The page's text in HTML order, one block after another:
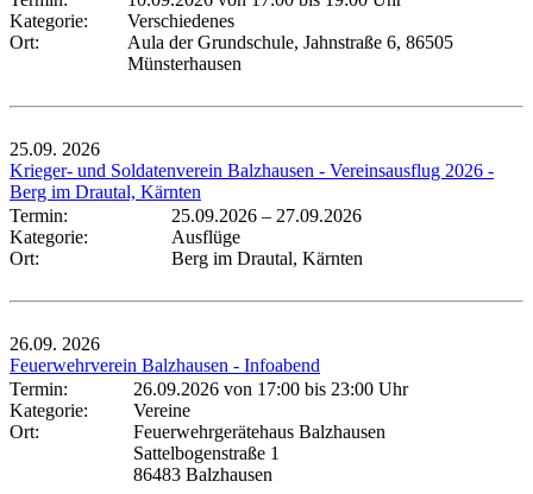
Kategorie:
Verschiedenes
Ort:
Aula der Grundschule, Jahnstraße 6, 86505
Münsterhausen
25.09. 2026
Krieger- und Soldatenverein Balzhausen - Vereinsausflug 2026 -
Berg im Drautal, Kärnten
Termin:
25.09.2026 – 27.09.2026
Kategorie:
Ausflüge
Ort:
Berg im Drautal, Kärnten
26.09. 2026
Feuerwehrverein Balzhausen - Infoabend
Termin:
26.09.2026 von 17:00 bis 23:00 Uhr
Kategorie:
Vereine
Ort:
Feuerwehrgerätehaus Balzhausen
Sattelbogenstraße 1
86483 Balzhausen